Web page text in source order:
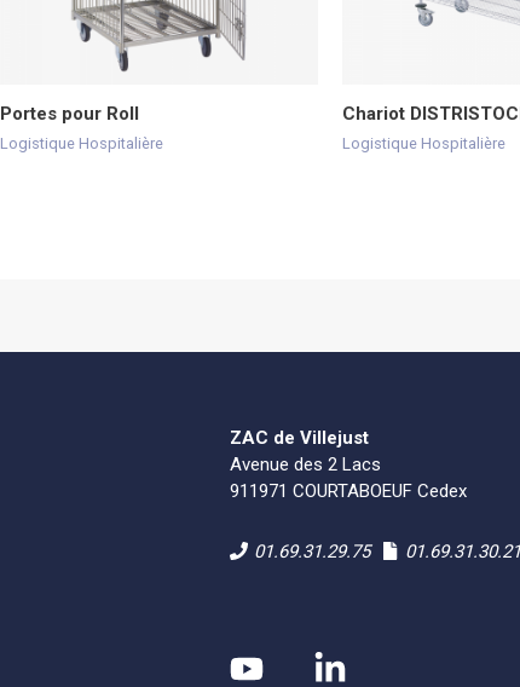
Portes pour Roll
Logistique Hospitalière
Chariot
Logistique Hospitalière
ZAC de Villejust
Avenue des 2 Lacs
911971 COURTABOEUF Cedex
01.69.31.29.75 01.69.31.30.21